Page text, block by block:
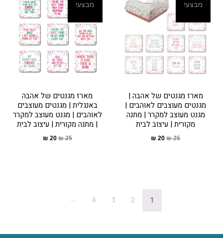
מבצע!
מארז מגנטים של אהבה |
מגנטים מעוצבים לאוהבים |
מגנט מעוצב למקרר | מתנה
מקורית | עיצוב לבית
25
₪
20
₪
מבצע!
מארז מגנטים של אהבה
באנגלית | מגנטים מעוצבים
לאוהבים | מגנט מעוצב למקרר
| מתנה מקורית | עיצוב לבית
25
₪
20
₪
1
2
3
4
→